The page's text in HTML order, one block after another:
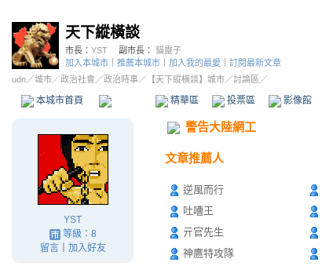
天下縱橫談
市長： YST 副市長： 貓靈子
加入本城市
推薦本城市 加入我的最愛
訂閱最新文章
udn／城市／政治社會 ／政治時事／ 【天下縱橫談】城市／討論區／
本城市首頁 精華區 投票區 影像館
YST
等級：8
留言｜ 加入好友
警告大陸網工
文章推薦人
逆風而行
吐嘈王
亓官先生
神鷹特攻隊